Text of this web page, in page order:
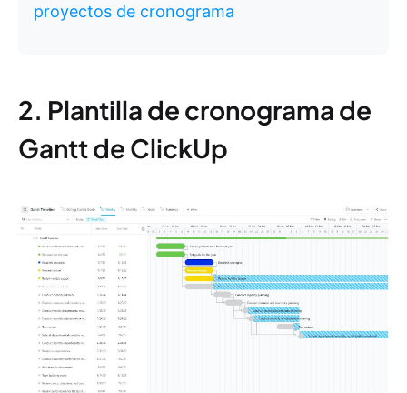
proyectos de cronograma
2. Plantilla de cronograma de
Gantt de ClickUp